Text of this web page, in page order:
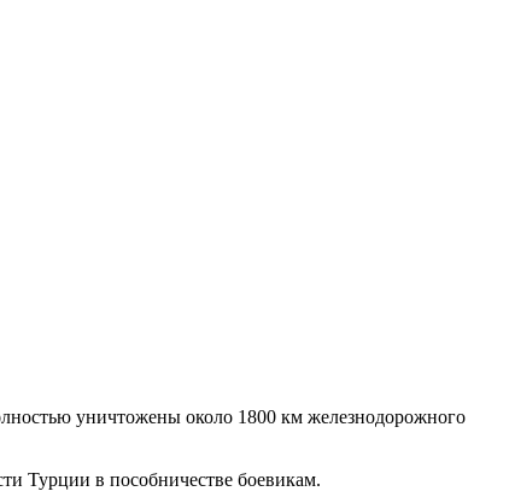
уничтожены около 1800 км железнодорожного
Турции в пособничестве боевикам.